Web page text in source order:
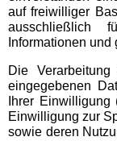
auf freiwilliger
ausschließlich
Informationen
Die
eingegebenen
Ihrer
Einwilligung zur
sowie deren